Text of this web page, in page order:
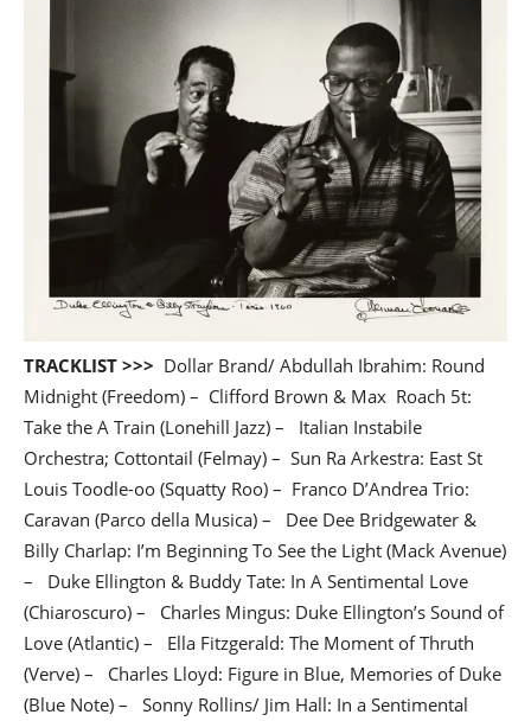
TRACKLIST >>> Dollar Brand/ Abdullah Ibrahim: Round
Midnight (Freedom) – Clifford Brown & Max Roach 5t:
Take the A Train (Lonehill Jazz) – Italian Instabile
Orchestra; Cottontail (Felmay) – Sun Ra Arkestra: East St
Louis Toodle-oo (Squatty Roo) – Franco D’Andrea Trio:
Caravan (Parco della Musica) – Dee Dee Bridgewater &
Billy Charlap: I’m Beginning To See the Light (Mack Avenue)
– Duke Ellington & Buddy Tate: In A Sentimental Love
(Chiaroscuro) – Charles Mingus: Duke Ellington’s Sound of
Love (Atlantic) – Ella Fitzgerald: The Moment of Thruth
(Verve) – Charles Lloyd: Figure in Blue, Memories of Duke
(Blue Note) – Sonny Rollins/ Jim Hall: In a Sentimental